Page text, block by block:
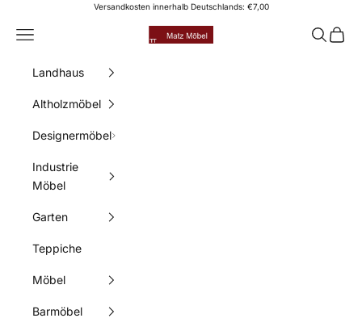
Zum Inhalt springenVersandkosten innerhalb Deutschlands: €7,00
Matz Möbel
Menü Suchen
Landhaus
Altholzmöbel
Designermöbel
Industrie
Möbel
Garten
Teppiche
Möbel
Barmöbel